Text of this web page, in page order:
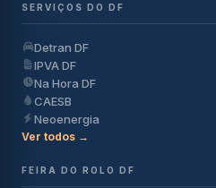
SERVIÇOS DO DF
Detran DF
IPVA DF
Na Hora DF
CAESB
Neoenergia
Ver todos →
FEIRA DO ROLO DF